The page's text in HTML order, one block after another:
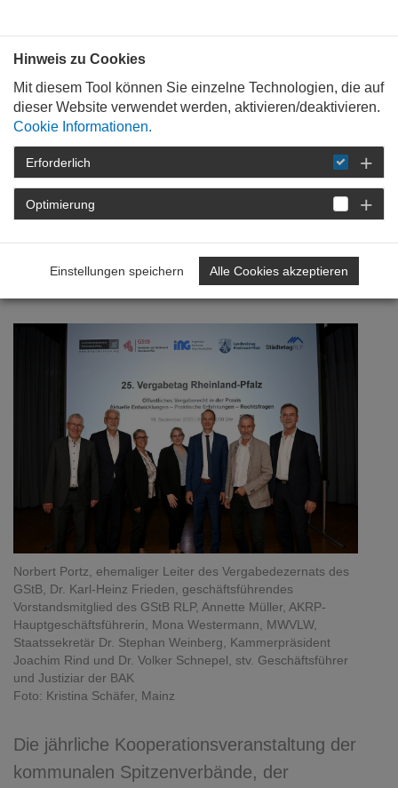
STARTSEITE DETAIL
25. Vergabetag Rheinland-
Pfalz
Norbert Portz, ehemaliger Leiter des Vergabedezernats des
GStB, Dr. Karl-Heinz Frieden, geschäftsführendes
Vorstandsmitglied des GStB RLP, Annette Müller, AKRP-
Hauptgeschäftsführerin, Mona Westermann, MWVLW,
Staatssekretär Dr. Stephan Weinberg, Kammerpräsident
Joachim Rind und Dr. Volker Schnepel, stv. Geschäftsführer
und Justiziar der BAK
Foto: Kristina Schäfer, Mainz
Die jährliche Kooperationsveranstaltung der
kommunalen Spitzenverbände, der
Hinweis zu Cookies
Mit diesem Tool können Sie einzelne Technologien, die auf
dieser Website verwendet werden, aktivieren/deaktivieren.
Cookie Informationen.
Erforderlich
Optimierung
Einstellungen speichern Alle Cookies akzeptieren